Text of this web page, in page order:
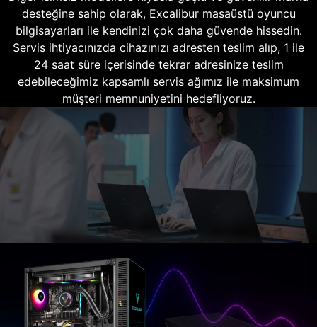
desteğine sahip olarak, Excalibur masaüstü oyuncu
bilgisayarları ile kendinizi çok daha güvende hissedin.
Servis ihtiyacınızda cihazınızı adresten teslim alıp, 1 ile
24 saat süre içerisinde tekrar adresinize teslim
edebileceğimiz kapsamlı servis ağımız ile maksimum
müşteri memnuniyetini hedefliyoruz.